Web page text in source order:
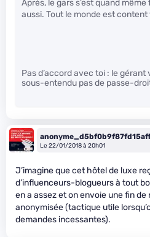
Après, le gars s’est quand
aussi. Tout le monde est
Pas d’accord avec toi : le
sous-entendu pas de passe-
Le 22/01/2018 à 20h01
J’imagine que cet hôtel de luxe
d’influenceurs-blogueurs à tout
en a assez et on envoie une fin
anonymisée (tactique utile
demandes incessantes).